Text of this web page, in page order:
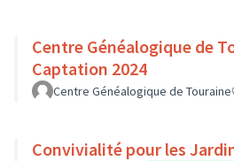
Centre Généalogique de
Captation 2024
Centre Généalogique de Touraine
Convivialité pour les